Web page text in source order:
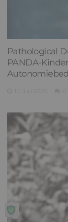
Pathological
PANDA-